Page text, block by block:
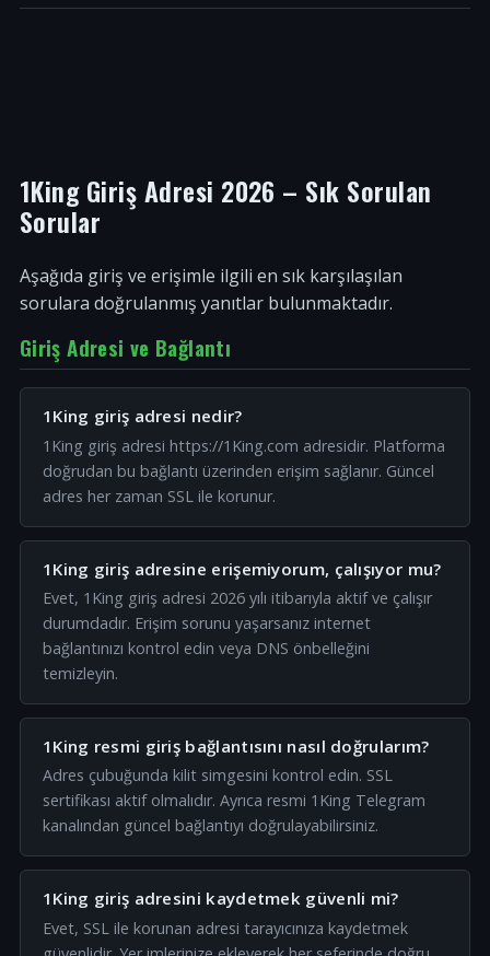
1King Giriş Adresi 2026 – Sık Sorulan
Sorular
Aşağıda giriş ve erişimle ilgili en sık karşılaşılan
sorulara doğrulanmış yanıtlar bulunmaktadır.
Giriş Adresi ve Bağlantı
1King giriş adresi nedir?
1King giriş adresi https://1King.com adresidir. Platforma
doğrudan bu bağlantı üzerinden erişim sağlanır. Güncel
adres her zaman SSL ile korunur.
1King giriş adresine erişemiyorum, çalışıyor mu?
Evet, 1King giriş adresi 2026 yılı itibarıyla aktif ve çalışır
durumdadır. Erişim sorunu yaşarsanız internet
bağlantınızı kontrol edin veya DNS önbelleğini
temizleyin.
1King resmi giriş bağlantısını nasıl doğrularım?
Adres çubuğunda kilit simgesini kontrol edin. SSL
sertifikası aktif olmalıdır. Ayrıca resmi 1King Telegram
kanalından güncel bağlantıyı doğrulayabilirsiniz.
1King giriş adresini kaydetmek güvenli mi?
Evet, SSL ile korunan adresi tarayıcınıza kaydetmek